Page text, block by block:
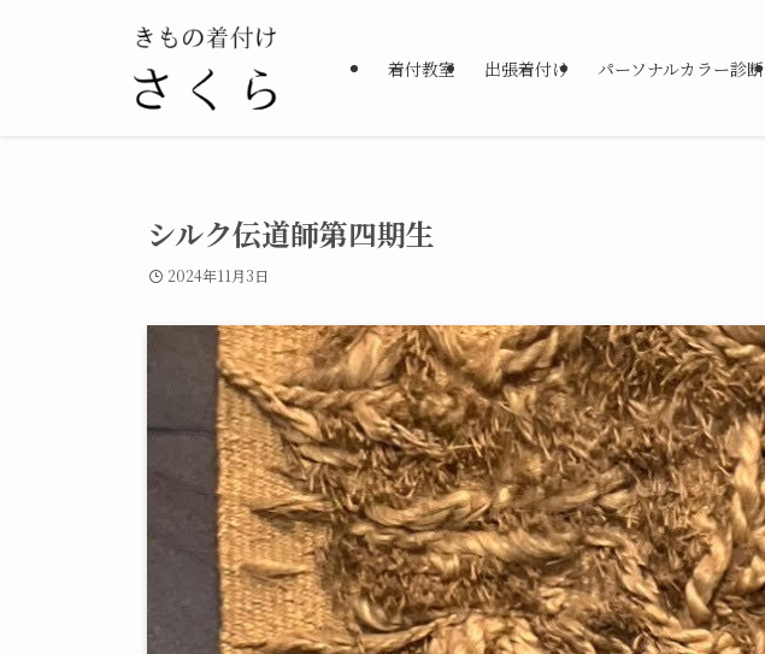
着付教室 出張着付け パーソナルカラー診断
シルク伝道師第四期生
2024年11月3日